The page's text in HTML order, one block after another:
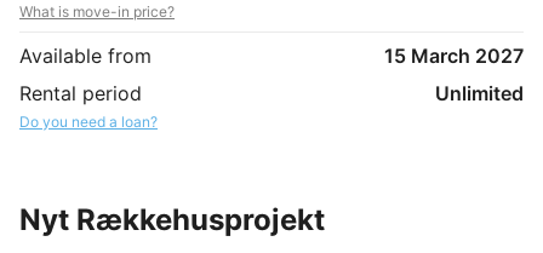
What is move-in price?
Available from
15 March 2027
Rental period
Unlimited
Do you need a loan?
Nyt Rækkehusprojekt